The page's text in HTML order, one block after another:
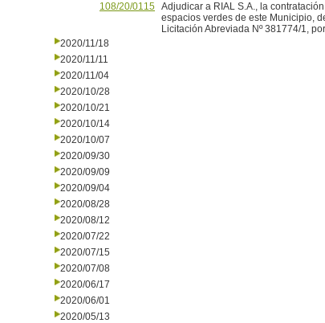
108/20/0115 Adjudicar a RIAL S.A., la
espacios verdes de este Municipio,
Licitación Abreviada Nº 381774/1,
2020/11/18
2020/11/11
2020/11/04
2020/10/28
2020/10/21
2020/10/14
2020/10/07
2020/09/30
2020/09/09
2020/09/04
2020/08/28
2020/08/12
2020/07/22
2020/07/15
2020/07/08
2020/06/17
2020/06/01
2020/05/13